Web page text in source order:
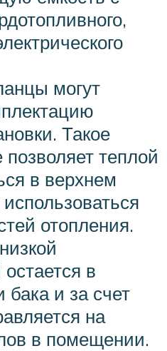
могут
Такое
теплой
в верхнем
отопления.
в
бака и за счет
на
в помещении.